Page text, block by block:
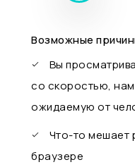
Возможные
Вы
со скоростью,
ожидаемую от
Что-то мешает
браузере